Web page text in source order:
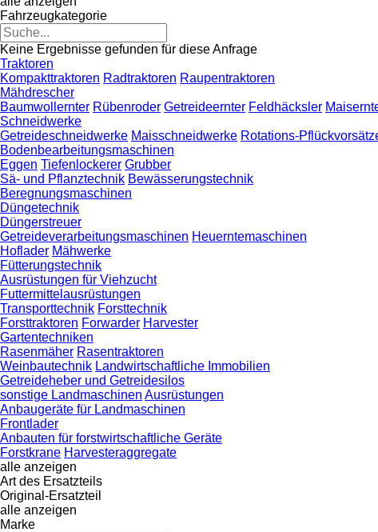
Fahrzeugkategorie
Keine Ergebnisse gefunden für diese Anfrage
Traktoren
Kompakttraktoren Radtraktoren Raupentraktoren
Mähdrescher
Baumwollernter Rübenroder Getreideernter Feldhäcksler
Schneidwerke
Getreideschneidwerke Maisschneidwerke Rotations-
Bodenbearbeitungsmaschinen
Eggen Tiefenlockerer Grubber
Sä- und Pflanztechnik Bewässerungstechnik
Beregnungsmaschinen
Düngetechnik
Düngerstreuer
Getreideverarbeitungsmaschinen Heuerntemaschinen
Hoflader Mähwerke
Fütterungstechnik
Ausrüstungen für Viehzucht
Futtermittelausrüstungen
Transporttechnik Forsttechnik
Forsttraktoren Forwarder Harvester
Gartentechniken
Rasenmäher Rasentraktoren
Weinbautechnik Landwirtschaftliche Immobilien
Getreideheber und Getreidesilos
sonstige Landmaschinen Ausrüstungen
Anbaugeräte für Landmaschinen
Frontlader
Anbauten für forstwirtschaftliche Geräte
Forstkrane Harvesteraggregate
alle anzeigen
Art des Ersatzteils
Original-Ersatzteil
alle anzeigen
Marke